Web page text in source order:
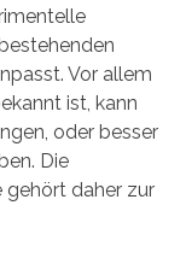
Vor allem
ist, kann
oder besser
Die
daher zur